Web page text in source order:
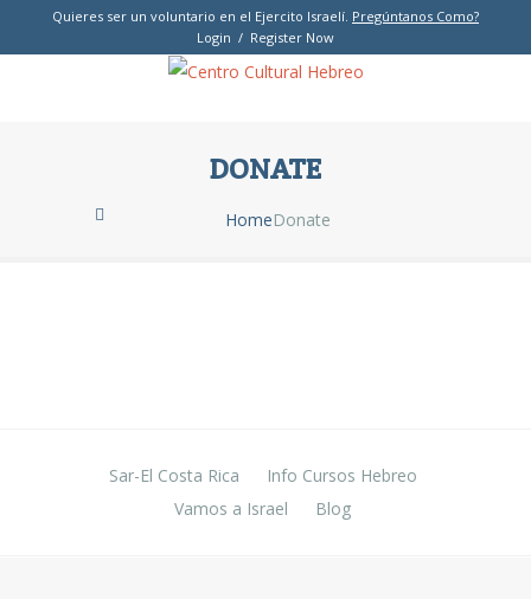
Quieres ser un voluntario en el Ejercito Israelí. Pregúntanos Como?
Login / Register Now
DONATE
HomeDonate
Sar-El Costa Rica
Info Cursos Hebreo
Vamos a Israel
Blog